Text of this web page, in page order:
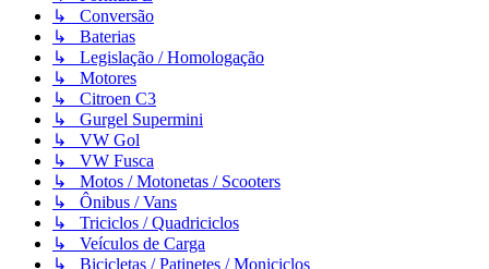
↳ Conversão
↳ Baterias
↳ Legislação / Homologação
↳ Motores
↳ Citroen C3
↳ Gurgel Supermini
↳ VW Gol
↳ VW Fusca
↳ Motos / Motonetas / Scooters
↳ Ônibus / Vans
↳ Triciclos / Quadriciclos
↳ Veículos de Carga
↳ Bicicletas / Patinetes / Moniciclos